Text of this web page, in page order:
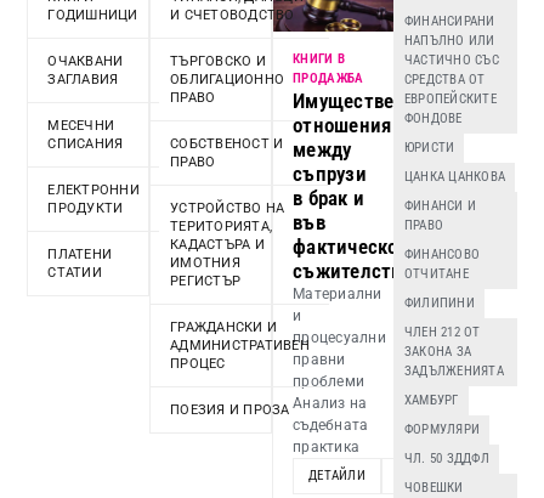
ГОДИШНИЦИ
ОЧАКВАНИ
ЗАГЛАВИЯ
МЕСЕЧНИ
СПИСАНИЯ
ЕЛЕКТРОННИ
ПРОДУКТИ
ПЛАТЕНИ
СТАТИИ
И СЧЕТОВОДСТВО
ТЪРГОВСКО И
ОБЛИГАЦИОННО
ПРАВО
СОБСТВЕНОСТ И
ПРАВО
УСТРОЙСТВО НА
ТЕРИТОРИЯТА,
КАДАСТЪРА И
ИМОТНИЯ
РЕГИСТЪР
ГРАЖДАНСКИ И
АДМИНИСТРАТИВЕН
ПРОЦЕС
ПОЕЗИЯ И ПРОЗА
КНИГИ В
ПРОДАЖБА
Имуществени
отношения
между
съпрузи
в брак и
във
фактическо
съжителство
Материални
и
процесуални
правни
проблеми
Анализ на
съдебната
практика
ДЕТАЙЛИ
ФИНАНСИРАНИ
НАПЪЛНО ИЛИ
ЧАСТИЧНО СЪС
СРЕДСТВА ОТ
ЕВРОПЕЙСКИТЕ
ФОНДОВЕ
ЮРИСТИ
ЦАНКА ЦАНКОВА
ФИНАНСИ И
ПРАВО
ФИНАНСОВО
ОТЧИТАНЕ
ФИЛИПИНИ
ЧЛЕН 212 ОТ
ЗАКОНА ЗА
ЗАДЪЛЖЕНИЯТА
ХАМБУРГ
ФОРМУЛЯРИ
ЧЛ. 50 ЗДДФЛ
ЧОВЕШКИ